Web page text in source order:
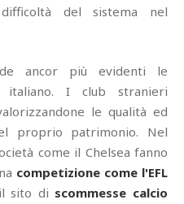
del sistema nel
ancor più evidenti le
italiano. I club stranieri
le qualità ed
proprio patrimonio. Nel
come il Chelsea fanno
competizione come l'EFL
sito di scommesse calcio